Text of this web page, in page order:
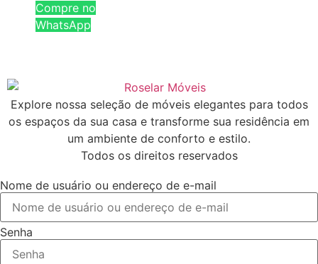
Compre no
WhatsApp
Explore nossa seleção de móveis elegantes para todos
os espaços da sua casa e transforme sua residência em
um ambiente de conforto e estilo.
Todos os direitos reservados
Nome de usuário ou endereço de e-mail
Senha